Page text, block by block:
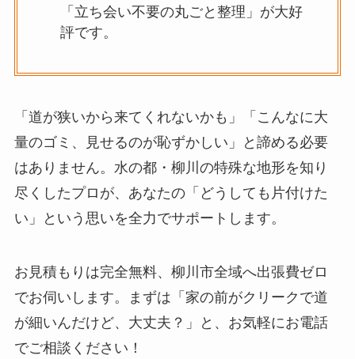
「立ち会い不要の丸ごと整理」が大好
評です。
「道が狭いから来てくれないかも」「こんなに大
量のゴミ、見せるのが恥ずかしい」と諦める必要
はありません。水の都・柳川の特殊な地形を知り
尽くしたプロが、あなたの「どうしても片付けた
い」という思いを全力でサポートします。
お見積もりは完全無料、柳川市全域へ出張費ゼロ
でお伺いします。まずは「家の前がクリークで道
が細いんだけど、大丈夫？」と、お気軽にお電話
でご相談ください！